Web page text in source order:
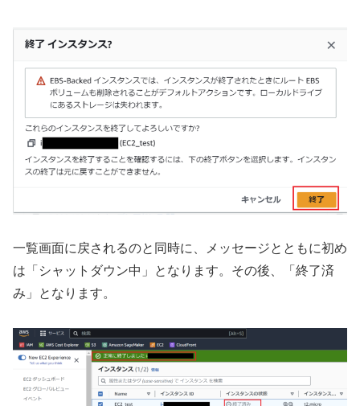
一覧画面に戻されるのと同時に、メッセージとともに初め
は「シャットダウン中」となります。その後、「終了済
み」となります。